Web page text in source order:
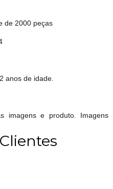
de 2000 peças
anos de idade.
imagens e produto. Imagens